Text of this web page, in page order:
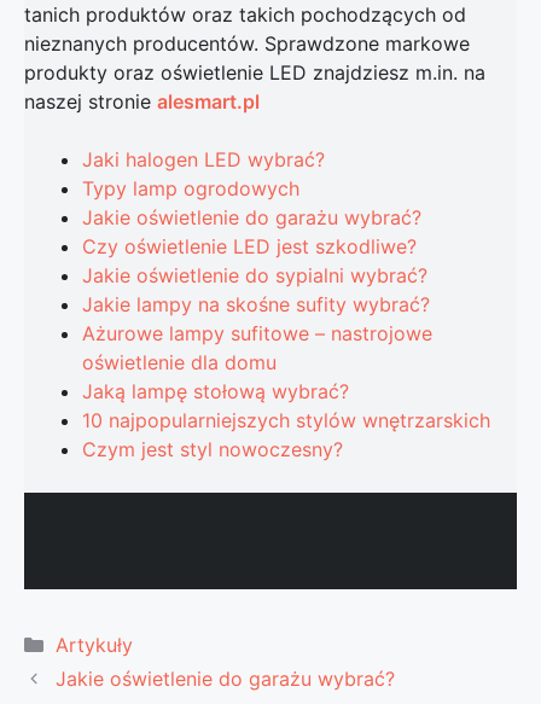
tanich produktów oraz takich pochodzących od
nieznanych producentów. Sprawdzone markowe
produkty oraz oświetlenie LED znajdziesz m.in. na
naszej stronie alesmart.pl
Jaki halogen LED wybrać?
Typy lamp ogrodowych
Jakie oświetlenie do garażu wybrać?
Czy oświetlenie LED jest szkodliwe?
Jakie oświetlenie do sypialni wybrać?
Jakie lampy na skośne sufity wybrać?
Ażurowe lampy sufitowe – nastrojowe
oświetlenie dla domu
Jaką lampę stołową wybrać?
10 najpopularniejszych stylów wnętrzarskich
Czym jest styl nowoczesny?
Kategorie
Artykuły
Jakie oświetlenie do garażu wybrać?